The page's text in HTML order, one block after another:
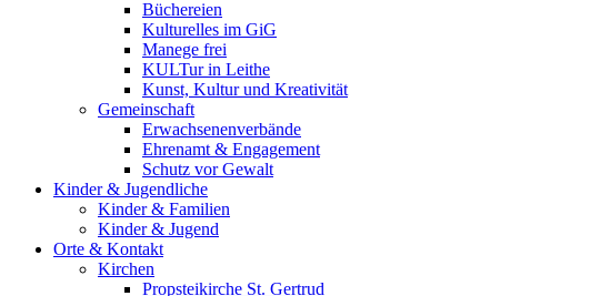
Büchereien
Kulturelles im GiG
Manege frei
KULTur in Leithe
Kunst, Kultur und Kreativität
Gemeinschaft
Erwachsenenverbände
Ehrenamt & Engagement
Schutz vor Gewalt
Kinder & Jugendliche
Kinder & Familien
Kinder & Jugend
Orte & Kontakt
Kirchen
Propsteikirche St. Gertrud